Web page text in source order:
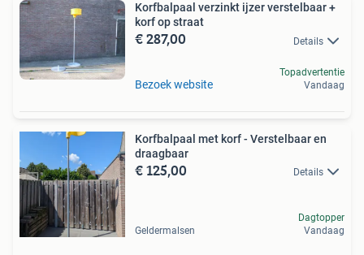
Korfbalpaal verzinkt ijzer verstelbaar +
korf op straat
€ 287,00 Details
Bezoek website
Topadvertentie
Vandaag
Korfbalpaal met korf - Verstelbaar en
draagbaar
€ 125,00 Details
Geldermalsen
Dagtopper
Vandaag